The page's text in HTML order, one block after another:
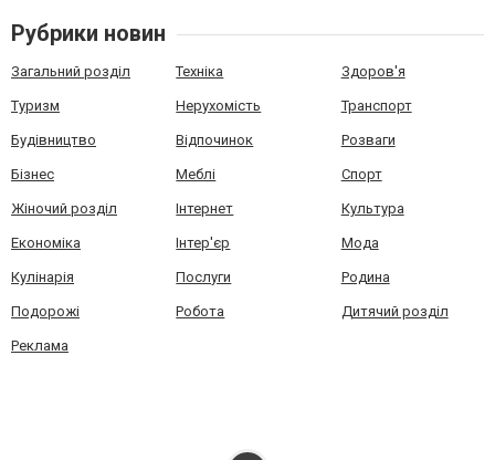
Рубрики новин
Загальний розділ Техніка Здоров'я
Туризм Нерухомість Транспорт
Будівництво Відпочинок Розваги
Бізнес Меблі Спорт
Жіночий розділ Інтернет Культура
Економіка Інтер'єр Мода
Кулінарія Послуги Родина
Подорожі Робота Дитячий розділ
Реклама